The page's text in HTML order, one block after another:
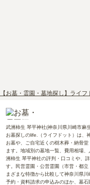
【お墓・霊園・墓地探し】ライフ
武洲柿生 琴平神社(神奈川県川崎市麻
お墓探しのlife.（ライフドット）は、
お墓や、ご自宅近くの樹木葬・納骨
ます。地域別の墓地一覧、費用相場
洲柿生 琴平神社の評判・口コミや、
す。民営霊園・公営霊園（市営・都
まざまな特徴から比較して神奈川県
予約・資料請求の申込みのほか、墓